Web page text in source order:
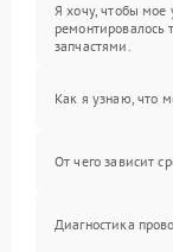
Я хочу, чтобы мое
ремонтировалось
запчастями.
Как я узнаю, что
От чего зависит
Диагностика